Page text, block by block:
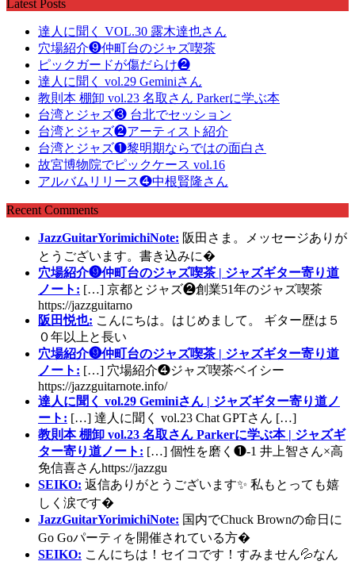
Latest Posts
達人に聞く VOL.30 露木達也さん
穴場紹介❾仲町台のジャズ喫茶
ピックガードが傷だらけ❷
達人に聞く vol.29 Geminiさん
教則本 棚卸 vol.23 名取さん Parkerに学ぶ本
台湾とジャズ❸ 台北でセッション
台湾とジャズ❷アーティスト紹介
台湾とジャズ❶黎明期ならではの面白さ
故宮博物院でピックケース vol.16
アルバムリリース❹中根賢隆さん
Recent Comments
JazzGuitarYorimichiNote: 阪田さま。メッセージありが
とうございます。書き込みに�
穴場紹介❾仲町台のジャズ喫茶 | ジャズギター寄り道
ノート: […] 京都とジャズ❷創業51年のジャズ喫茶
https://jazzguitarno
阪田悦也: こんにちは。はじめまして。 ギター歴は５
０年以上と長い
穴場紹介❾仲町台のジャズ喫茶 | ジャズギター寄り道
ノート: […] 穴場紹介❹ジャズ喫茶ベイシー
https://jazzguitarnote.info/
達人に聞く vol.29 Geminiさん | ジャズギター寄り道ノ
ート: […] 達人に聞く vol.23 Chat GPTさん […]
教則本 棚卸 vol.23 名取さん Parkerに学ぶ本 | ジャズギ
ター寄り道ノート: […] 個性を磨く❶-1 井上智さん×高
免信喜さんhttps://jazzgu
SEIKO: 返信ありがとうございます✨ 私もとっても嬉
しく涙です�
JazzGuitarYorimichiNote: 国内でChuck Brownの命日に
Go Goパーティを開催されている方�
SEIKO: こんにちは！セイコです！すみません💦なん